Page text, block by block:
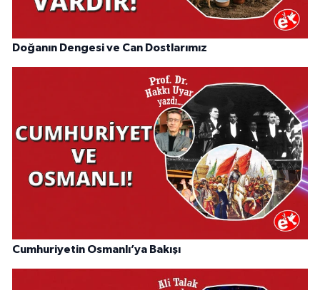
Doğanın Dengesi ve Can Dostlarımız
Cumhuriyetin Osmanlı’ya Bakışı